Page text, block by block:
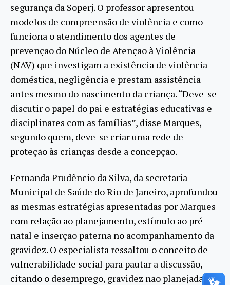
segurança da Soperj. O professor apresentou
modelos de compreensão de violência e como
funciona o atendimento dos agentes de
prevenção do Núcleo de Atenção à Violência
(NAV) que investigam a existência de violência
doméstica, negligência e prestam assistência
antes mesmo do nascimento da criança. “Deve-se
discutir o papel do pai e estratégias educativas e
disciplinares com as famílias”, disse Marques,
segundo quem, deve-se criar uma rede de
proteção às crianças desde a concepção.
Fernanda Prudêncio da Silva, da secretaria
Municipal de Saúde do Rio de Janeiro, aprofundou
as mesmas estratégias apresentadas por Marques
com relação ao planejamento, estímulo ao pré-
natal e inserção paterna no acompanhamento da
gravidez. O especialista ressaltou o conceito de
vulnerabilidade social para pautar a discussão,
citando o desemprego, gravidez não planejada,